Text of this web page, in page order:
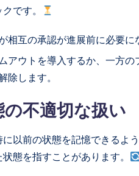
です。
相互の承認が進展前に必要に
アウトを導入するか、一方
除します。
不適切な扱い
以前の状態を記憶できるよ
態を指すことがあります。